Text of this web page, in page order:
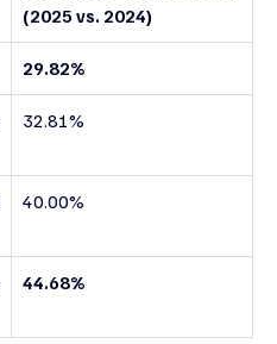
(2025 vs. 2024)
29.82%
32.81%
40.00%
44.68%